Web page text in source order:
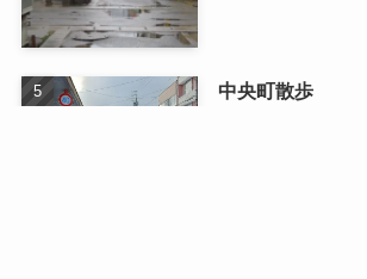
中央町散歩